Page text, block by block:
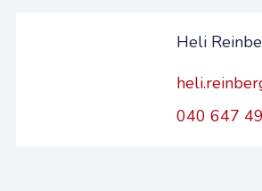
Heli
040 647